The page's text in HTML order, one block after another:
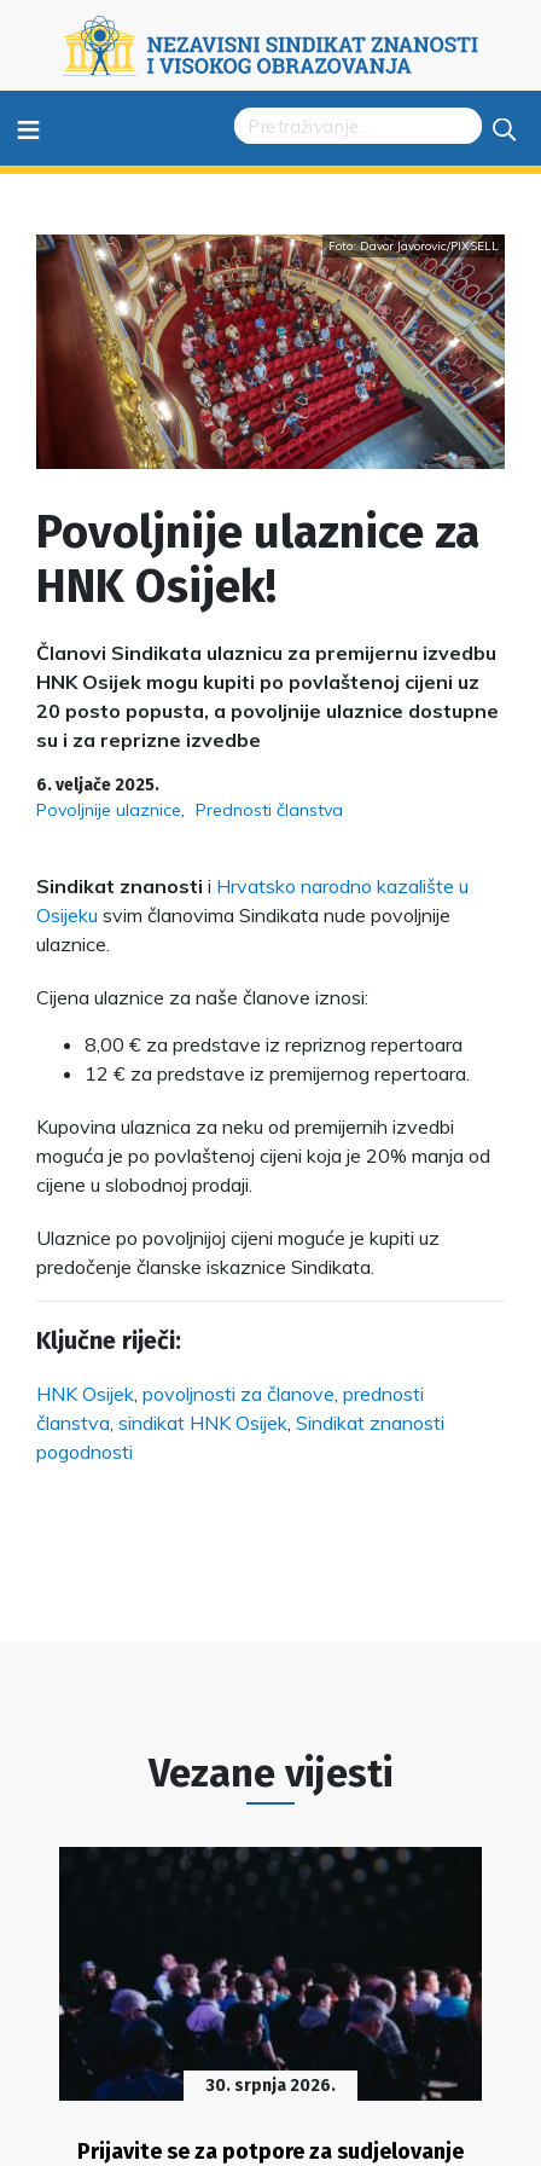
≡
Foto: Davor Javorovic/PIXSELL
Povoljnije ulaznice za
HNK Osijek!
Članovi Sindikata ulaznicu za premijernu izvedbu
HNK Osijek mogu kupiti po povlaštenoj cijeni uz
20 posto popusta, a povoljnije ulaznice dostupne
su i za reprizne izvedbe
6. veljače 2025.
Povoljnije ulaznice Prednosti članstva
Sindikat znanosti i Hrvatsko narodno kazalište u
Osijeku svim članovima Sindikata nude povoljnije
ulaznice.
Cijena ulaznice za naše članove iznosi:
8,00 € za predstave iz repriznog repertoara
12 € za predstave iz premijernog repertoara.
Kupovina ulaznica za neku od premijernih izvedbi
moguća je po povlaštenoj cijeni koja je 20% manja od
cijene u slobodnoj prodaji.
Ulaznice po povoljnijoj cijeni moguće je kupiti uz
predočenje članske iskaznice Sindikata.
Ključne riječi:
HNK Osijek povoljnosti za članove prednosti
članstva sindikat HNK Osijek Sindikat znanosti
pogodnosti
Vezane vijesti
30. srpnja 2026.
Prijavite se za potpore za sudjelovanje